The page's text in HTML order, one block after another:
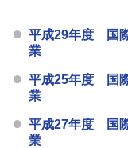
平成29年度 国
業
平成25年度 国
業
平成27年度 国
業